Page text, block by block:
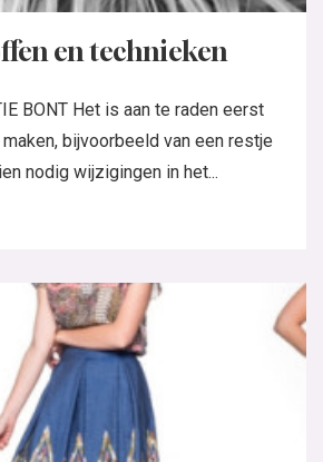
en technieken
BONT Het is aan te raden eerst
bijvoorbeeld van een restje
nodig wijzigingen in het...